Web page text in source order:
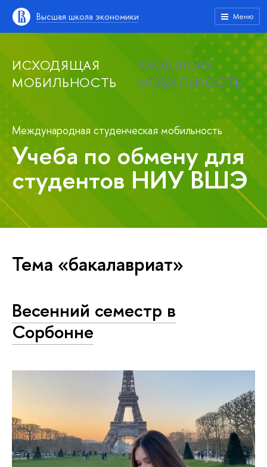
Высшая школа экономики Меню
ИСХОДЯЩАЯ
МОБИЛЬНОСТЬ
ВХОДЯЩАЯ
МОБИЛЬНОСТЬ
Международная студенческая мобильность
Учеба по обмену для
студентов НИУ ВШЭ
Тема «бакалавриат»
Весенний семестр в
Сорбонне